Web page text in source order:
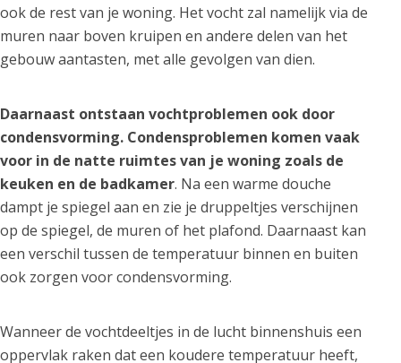
ook de rest van je woning. Het vocht zal namelijk via de
muren naar boven kruipen en andere delen van het
gebouw aantasten, met alle gevolgen van dien.
Daarnaast ontstaan vochtproblemen ook door
condensvorming. Condensproblemen komen vaak
voor in de natte ruimtes van je woning zoals de
keuken en de badkamer. Na een warme douche
dampt je spiegel aan en zie je druppeltjes verschijnen
op de spiegel, de muren of het plafond. Daarnaast kan
een verschil tussen de temperatuur binnen en buiten
ook zorgen voor condensvorming.
Wanneer de vochtdeeltjes in de lucht binnenshuis een
oppervlak raken dat een koudere temperatuur heeft,